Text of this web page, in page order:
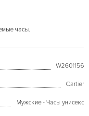
часы.
W2601156
Cartier
Мужские - Часы унисекс